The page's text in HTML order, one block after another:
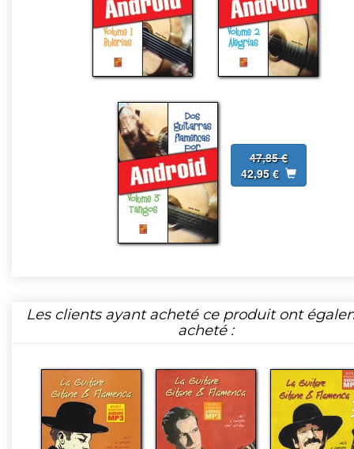
47,85 €
42,95 €
Les clients ayant acheté ce produit ont
acheté :